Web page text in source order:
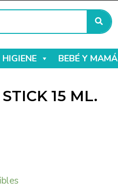
HIGIENE BEBÉ Y MAMÁ
15 ML.